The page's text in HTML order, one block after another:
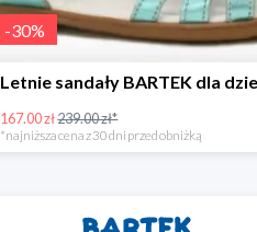
-30%
167.00 zł239.00 zł*
*najniższa cena z 30 dni przed obniżką